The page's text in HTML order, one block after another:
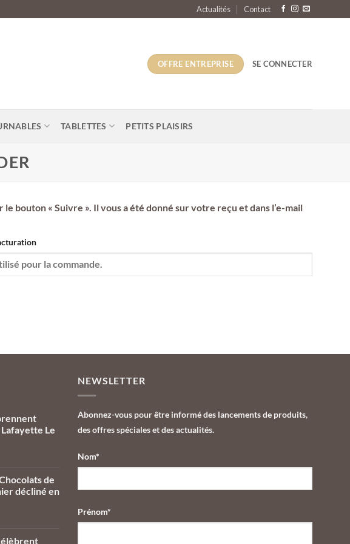
Actualités Contact
OFFRE ENTREPRISE SE CONNECTER
TABLETTES PETITS PLAISIRS
bouton « Suivre ». Il vous a été donné sur votre reçu et dans l’e-mail
Le
de
décliné en
NEWSLETTER
Abonnez-vous pour être informé des lancements de produits,
des offres spéciales et des actualités.
Nom*
Prénom*